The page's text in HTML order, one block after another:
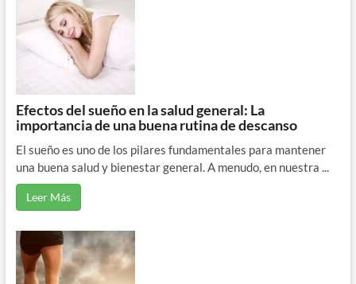
Efectos del sueño en la salud general: La
importancia de una buena rutina de descanso
El sueño es uno de los pilares fundamentales para mantener
una buena salud y bienestar general. A menudo, en nuestra ...
Leer Más